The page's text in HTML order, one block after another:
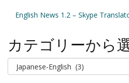
English News 1.2 – Skype
カテゴリーから
カ
テ